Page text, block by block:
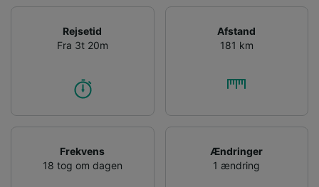
Rejsetid
Fra 3t 20m
Afstand
181 km
Frekvens
18 tog om dagen
Ændringer
1 ændring